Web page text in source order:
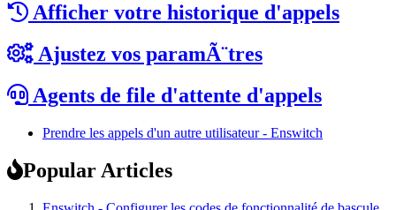
Afficher votre historique d'appels
Ajustez vos paramÃ¨tres
Agents de file d'attente d'appels
Prendre les appels d'un autre utilisateur - Enswitch
Popular Articles